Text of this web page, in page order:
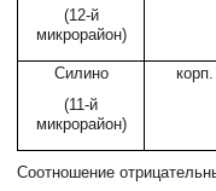
(12-й
микрорайон)
Силино
(11-й
микрорайон)
Соотношение